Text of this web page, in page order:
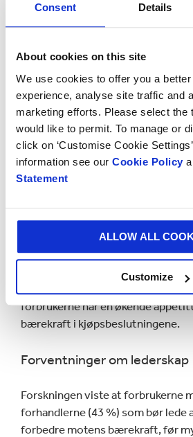
Consent Details
About cookies on this site
We use cookies to offer you a
experience, analyse site traffic and
marketing efforts. Please select the
would like to permit. To manage or
click on ‘Customise Cookie
information see our Cookie Policy
Statement
ALLOW ALL
Customize
bærekraftige. Det er ofte slik at
hvilke merker som har forpliktet
to tredeler (69 %) av forbrukerne
alltid stolte på merker og
bærekraftige, og bare 36 % tror at
forhandlere gjør nok for å være
Det er imidlertid ofte en
ta utelukkende bærekraftige valg.
travle liv, og har ofte prioriteringer
når det gjelder motekjøp, og 76 %
at de ville kjøpt mer bærekraftig
rimeligere. Legger vi dette
at halvparten av forbrukerne vil
forbrukerne har en økende
bærekraft i kjøpsbeslutningene.
Forventninger om lederskap
Forskningen viste at forbrukerne
forhandlerne (43 %) som bør lede
forbedre motens bærekraft, før